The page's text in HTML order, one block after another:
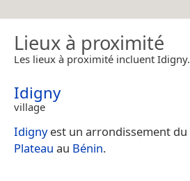
Lieux à proximité
Les lieux à proximité incluent Idigny.
Idigny
village
Idignyest un arrondissement du
Plateau au Bénin.